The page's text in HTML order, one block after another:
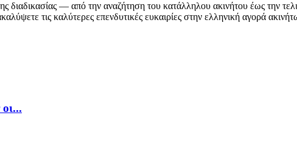
διαδικασίας — από την αναζήτηση του κατάλληλου ακινήτου έως την
τις καλύτερες επενδυτικές ευκαιρίες στην ελληνική αγορά